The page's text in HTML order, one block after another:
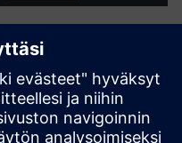
DT
digitaalinen
koneisiin
lämpö- ja mekaanista
vikoja ennen niiden